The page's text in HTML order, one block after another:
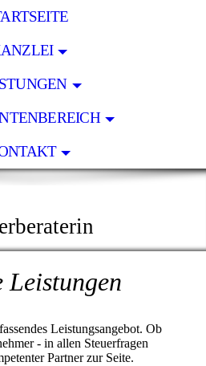
Leistungen
Leistungsangebot. Ob
- in allen Steuerfragen
Partner zur Seite.